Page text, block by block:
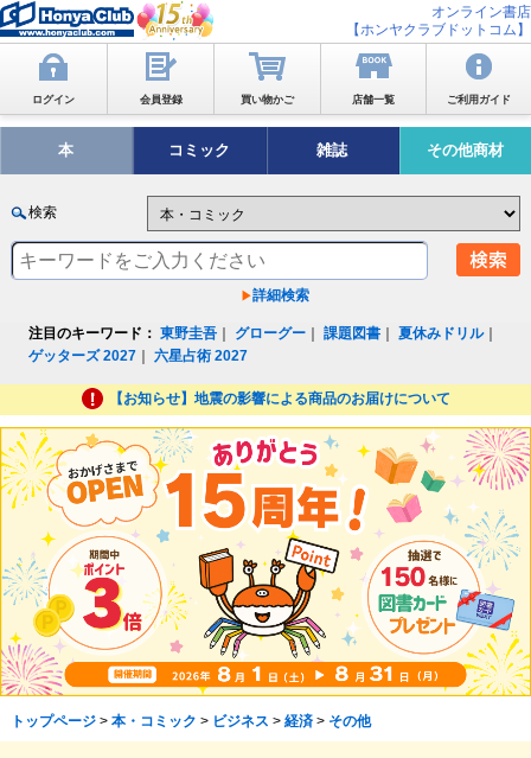
オンライン書店
【ホンヤクラブドットコム】
ログイン 会員登録 買い物かご 店舗一覧 ご利用ガイド
本 コミック 雑誌 その他商材
検索
詳細検索
注目のキーワード： 東野圭吾 グローグー ｜課題図書 ｜夏休みドリル｜
ゲッターズ 2027 ｜六星占術 2027
【お知らせ】地震の影響による商品のお届けについて
トップページ> 本・コミック > ビジネス > 経済> その他